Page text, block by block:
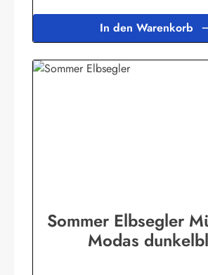
In den Warenkorb
Sommer Elbsegler
Modas